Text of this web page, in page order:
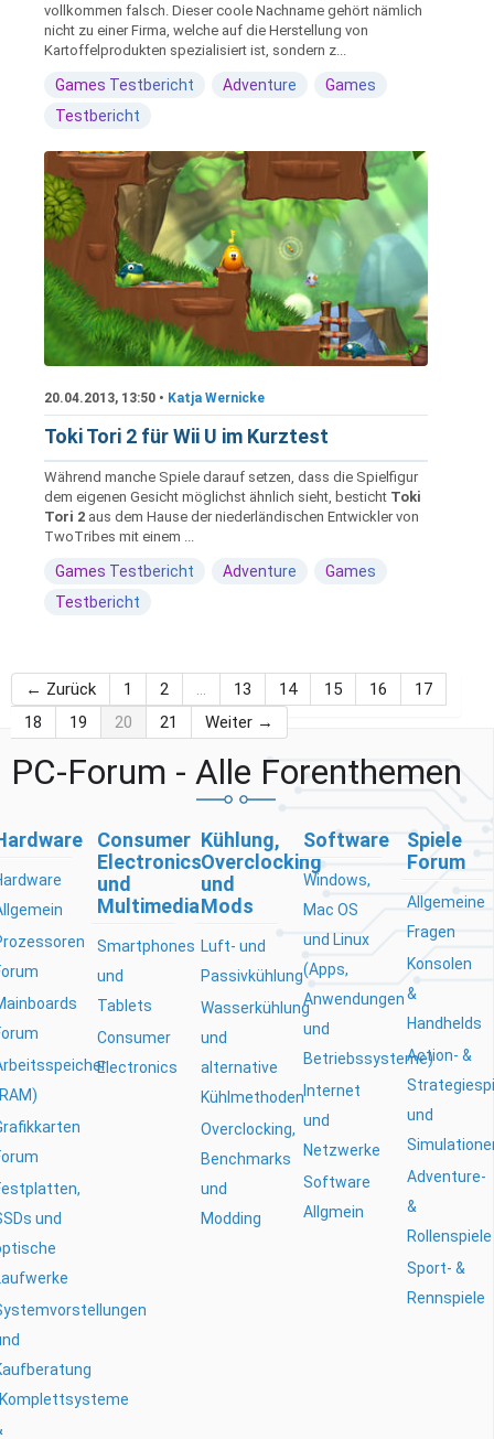
vollkommen falsch. Dieser coole Nachname gehört nämlich
nicht zu einer Firma, welche auf die Herstellung von
Kartoffelprodukten spezialisiert ist, sondern z...
Games Testbericht Adventure
Games
Testbericht
20.04.2013, 13:50 • Katja Wernicke
Toki Tori 2 für Wii U im Kurztest
Während manche Spiele darauf setzen, dass die Spielfigur
dem eigenen Gesicht möglichst ähnlich sieht, besticht Toki
Tori 2 aus dem Hause der niederländischen Entwickler von
TwoTribes mit einem ...
Games Testbericht Adventure
Games
Testbericht
← Zurück 1 2 … 13 14 15 16
17
18
19 20 21 Weiter →
PC-Forum - Alle Forenthemen
und
Consumer
Electronics
und
Multimedia
Smartphones
und
Tablets
Consumer
Electronics
Kühlung,
Overclocking
und
Mods
Luft- und
Passivkühlung
Wasserkühlung
und
alternative
Kühlmethoden
Overclocking,
Benchmarks
und
Modding
Software
Windows,
Mac OS
und Linux
(Apps,
Anwendungen
und
Betriebssysteme)
Internet
und
Netzwerke
Software
Allgmein
Spiele
Forum
Allgemeine
Fragen
Konsolen
&
Handhelds
Action- &
und
Adventure-
&
Rollenspiele
Sport- &
Rennspiele